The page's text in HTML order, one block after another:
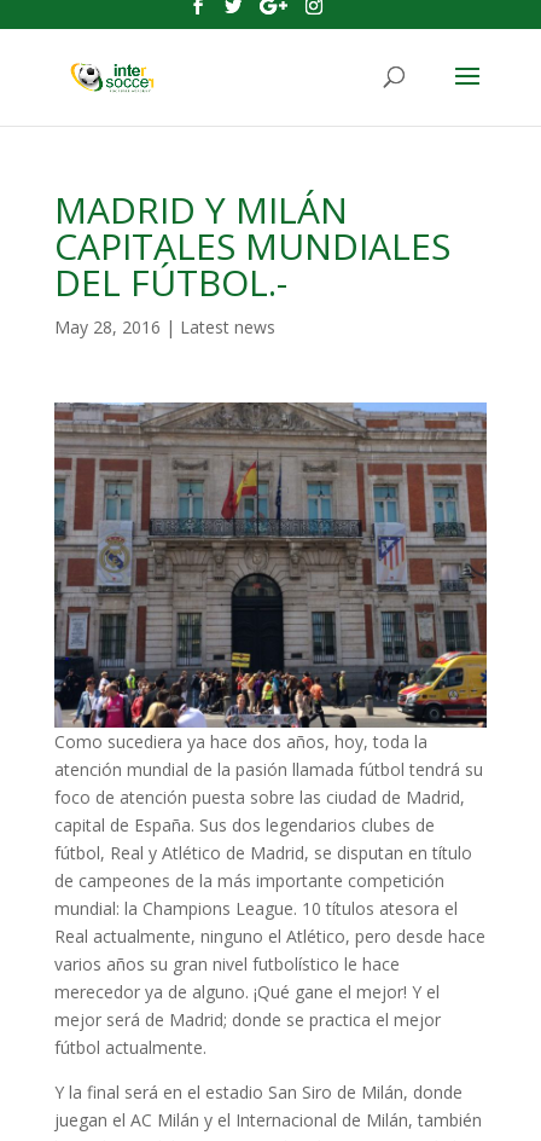
MADRID Y MILÁN
CAPITALES MUNDIALES
DEL FÚTBOL.-
May 28, 2016 | Latest news
Como sucediera ya hace dos años, hoy, toda la
atención mundial de la pasión llamada fútbol tendrá su
foco de atención puesta sobre las ciudad de Madrid,
capital de España. Sus dos legendarios clubes de
fútbol, Real y Atlético de Madrid, se disputan en título
de campeones de la más importante competición
mundial: la Champions League. 10 títulos atesora el
Real actualmente, ninguno el Atlético, pero desde hace
varios años su gran nivel futbolístico le hace
merecedor ya de alguno. ¡Qué gane el mejor! Y el
mejor será de Madrid; donde se practica el mejor
fútbol actualmente.
Y la final será en el estadio San Siro de Milán, donde
juegan el AC Milán y el Internacional de Milán, también